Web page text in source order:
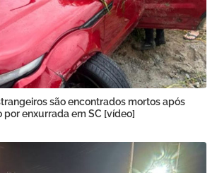
são encontrados mortos após
por enxurrada em SC [vídeo]